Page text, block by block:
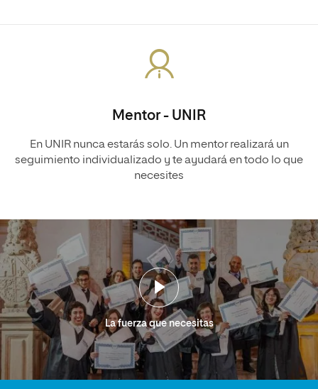
Mentor - UNIR
En UNIR nunca estarás solo. Un mentor realizará un
seguimiento individualizado y te ayudará en todo lo que
necesites
La fuerza que necesitas